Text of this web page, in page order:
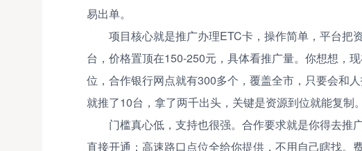
易出单。
项目核心就是推广办理ETC卡，操作简单，平台把
台，价格置顶在150-250元，具体看推广量。你想想，
位，合作银行网点就有300多个，覆盖全市，只要会和
就推了10台，拿了两千出头，关键是资源到位就能复制。
门槛真心低，支持也很强。合作要求就是你得去推
直接开通；高速路口点位全给你提供，不用自己瞎找。